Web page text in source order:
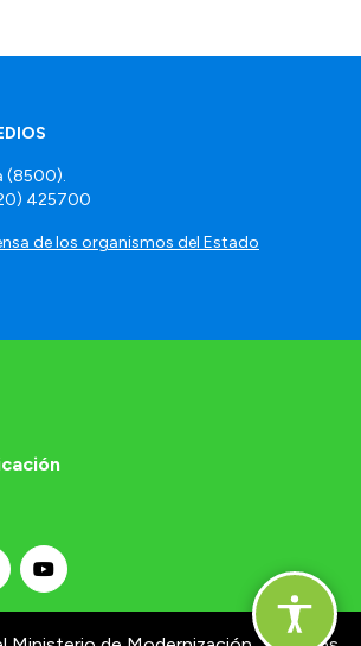
(8500).
425700
de los organismos del Estado